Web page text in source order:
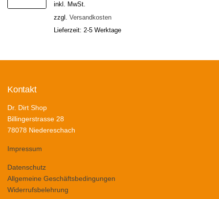
inkl. MwSt.
zzgl. Versandkosten
Lieferzeit: 2-5 Werktage
Kontakt
Dr. Dirt Shop
Billingerstrasse 28
78078 Niedereschach
Impressum
Datenschutz
Allgemeine Geschäftsbedingungen
Widerrufsbelehrung